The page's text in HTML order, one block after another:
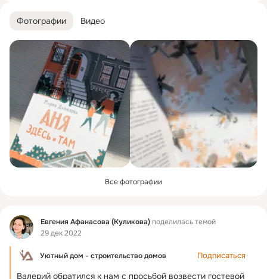
Фотографии Видео
Все фотографии
Фид Евгения Афанасова (Куликова)поделилась темой
29 дек 2022
Уютный дом - строительство домов Подписаться
Валерий обратился к нам с просьбой возвести гостевой